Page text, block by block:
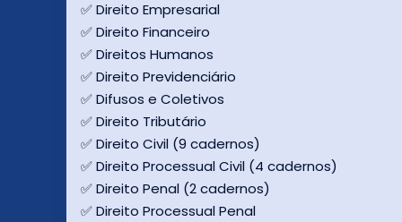
✅ Direito Empresarial
✅ Direito Financeiro
✅ Direitos Humanos
✅ Direito Previdenciário
✅ Difusos e Coletivos
✅ Direito Tributário
✅ Direito Civil (9 cadernos)
✅ Direito Processual Civil (4 cadernos)
✅ Direito Penal (2 cadernos)
✅ Direito Processual Penal